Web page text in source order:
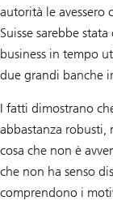
autorità le avessero
Suisse sarebbe
business in tempo
due grandi banche
I fatti dimostrano
abbastanza
cosa che non è
che non ha senso
comprendono i